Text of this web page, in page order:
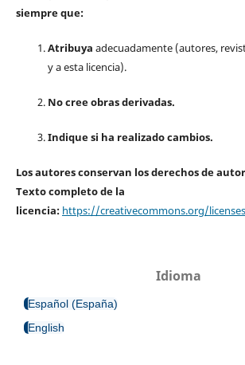
siempre que:
Atribuya adecuadamente (autores,
y a esta licencia).
No cree obras derivadas.
Indique si ha realizado cambios.
Los autores conservan los derechos de
Texto completo de la
licencia: https://creativecommons.org/
Idioma
Español (España)
English